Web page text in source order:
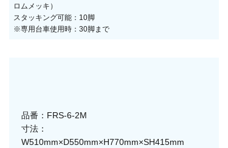
ロムメッキ）
スタッキング可能：10脚
※専用台車使用時：30脚まで
品番：FRS-6-2M
寸法：
W510mm×D550mm×H770mm×SH415mm